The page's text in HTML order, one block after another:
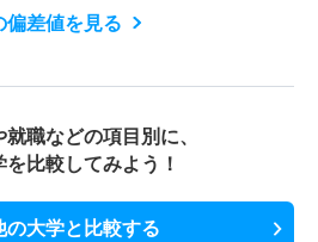
偏差値を見る
就職などの項目別に、
を比較してみよう！
の大学と比較する